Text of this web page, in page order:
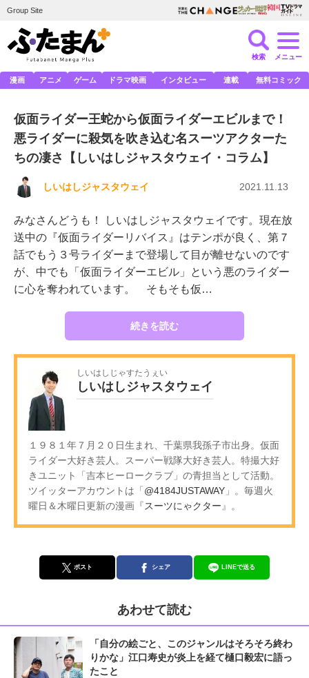
Group Site
検索 メニュー
漫画 アニメ ゲーム ドラマ映画 インタビュー 連載 無料コミック
仮面ライダー王蛇から仮面ライダーエビルまで！
悪ライダーに殺気を吹き込む名スーツアクターた
ちの凄さ【しいはしジャスタウェイ・コラム】
しいはしジャスタウェイ 2021.11.13
みなさんどうも！ しいはしジャスタウェイです。現在放
送中の『仮面ライダーリバイス』はテンポが良く、第７
話でもう３号ライダーまで登場して目が離せないのです
が、中でも「仮面ライダーエビル」という悪のライダー
に心を奪われています。 そもそも仮…
続きを読む
しいはしじゃすたうぇい
しいはしジャスタウェイ
１９８１年７月２０日生まれ、千葉県我孫子市出身。仮面
ライダー大好き芸人。スーパー戦隊大好き芸人。特撮大好
きユニット「吉本ヒーロークラブ」の青担当として活動。
ツイッターアカウントは「 @4184JUSTAWAY 」。毎週火
曜日＆木曜日更新の漫画『スーツにゃクター』。
ポスト シェア LINEで送る
あわせて読む
「自分の絵ごと、このジャンルはそろそろ終わ
りかな」江口寿史が炎上を経て樋口毅宏に語っ
たこと